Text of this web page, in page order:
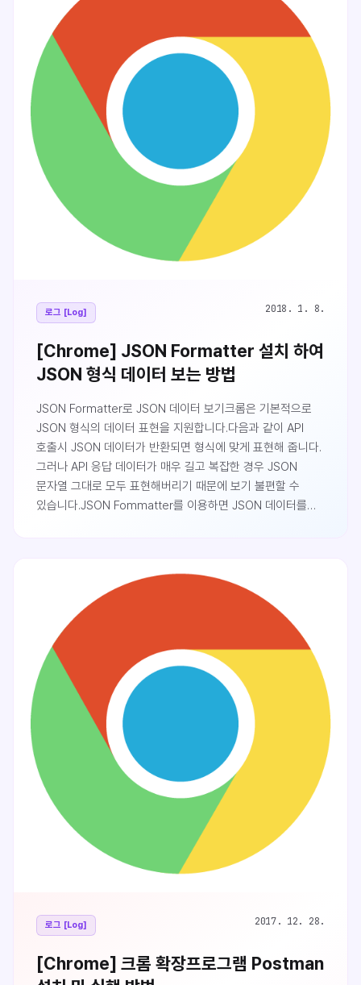
않은 경우 문제가 발생하는 것입니다.문제 해결해결 방법은
간단하게도 피들러가 프록시 설정을 해제하도록 해주면 되는
것입니다.피..
로그 [Log] 2018. 1. 8.
[Chrome] JSON Formatter 설치 하여
JSON 형식 데이터 보는 방법
JSON Formatter로 JSON 데이터 보기크롬은 기본적으로
JSON 형식의 데이터 표현을 지원합니다.다음과 같이 API
호출시 JSON 데이터가 반환되면 형식에 맞게 표현해 줍니다.
그러나 API 응답 데이터가 매우 길고 복잡한 경우 JSON
문자열 그대로 모두 표현해버리기 때문에 보기 불편할 수
있습니다.JSON Fommatter를 이용하면 JSON 데이터를
hl=ko이후 Chome에 추가 버튼을 클릭합니다.다음과 같은
팝업에서 확장 프로그램 추가를 클릭합니다.포메터가
추가되었고 사용 여부는 크롬 우측 상단에..
로그 [Log] 2017. 12. 28.
[Chrome] 크롬 확장프로그램 Postman